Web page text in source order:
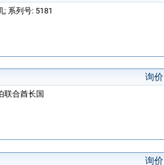
; 系列号: 5181
询价
联合酋长国
询价